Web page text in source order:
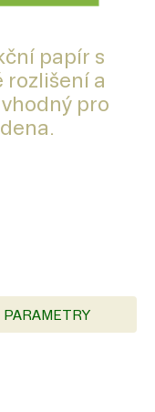
papír s
rozlišení a
pro
PARAMETRY